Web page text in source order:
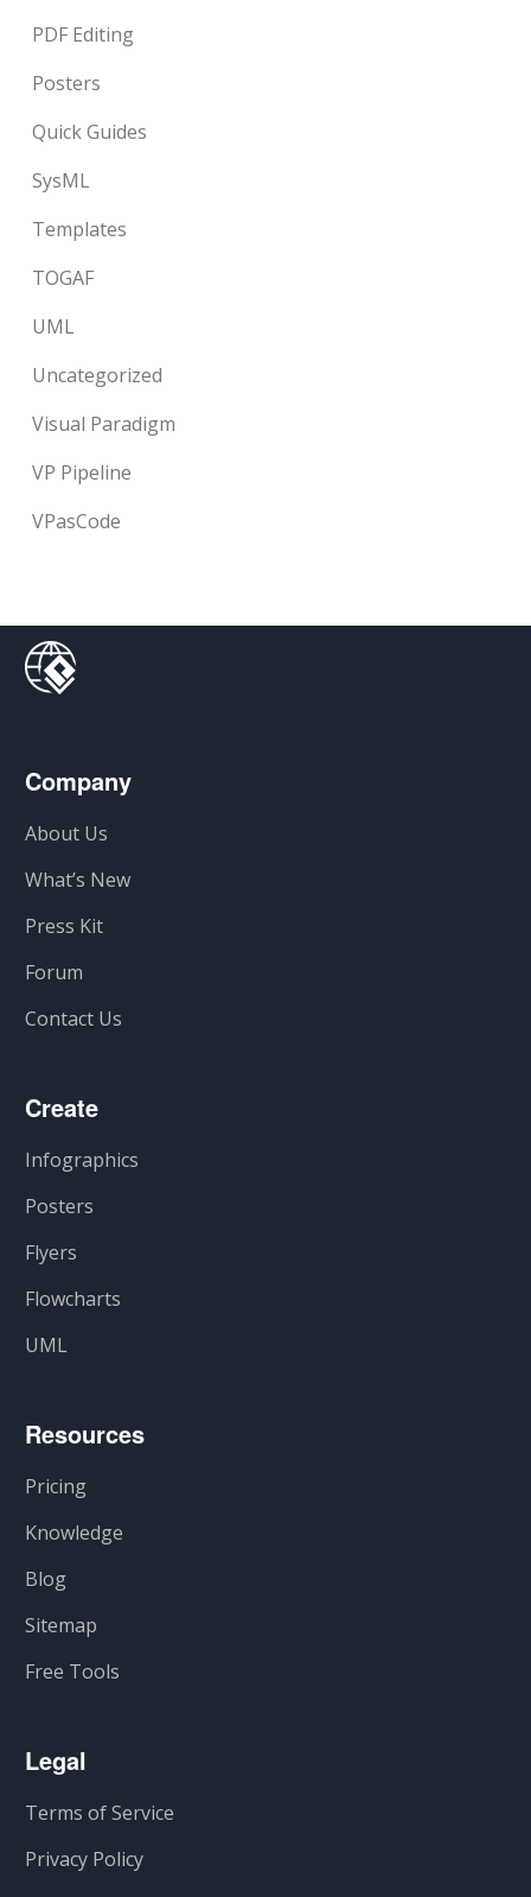
PDF Editing
Posters
Quick Guides
SysML
Templates
TOGAF
UML
Uncategorized
Visual Paradigm
VP Pipeline
VPasCode
Company
About Us
What’s New
Press Kit
Forum
Contact Us
Create
Infographics
Posters
Flyers
Flowcharts
UML
Resources
Pricing
Knowledge
Blog
Sitemap
Free Tools
Legal
Terms of Service
Privacy Policy